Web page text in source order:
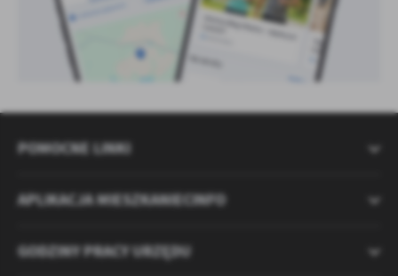
POMOCNE LINKI
APLIKACJA MIESZKANIECINFO
GODZINY PRACY URZĘDU